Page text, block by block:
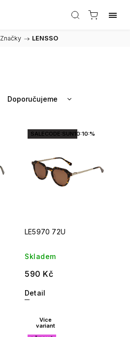
Značky / LENSSO
Doporučujeme
Nejdražší
Abecedně
SALECODE:SUN10:10:%
LE5970 72U
Skladem
590 Kč
Detail
Více
variant